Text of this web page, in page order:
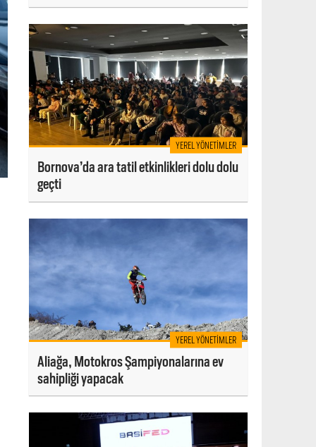
YEREL YÖNETIMLER
Bornova’da ara tatil etkinlikleri dolu dolu
geçti
YEREL YÖNETIMLER
Aliağa, Motokros Şampiyonalarına ev
sahipliği yapacak